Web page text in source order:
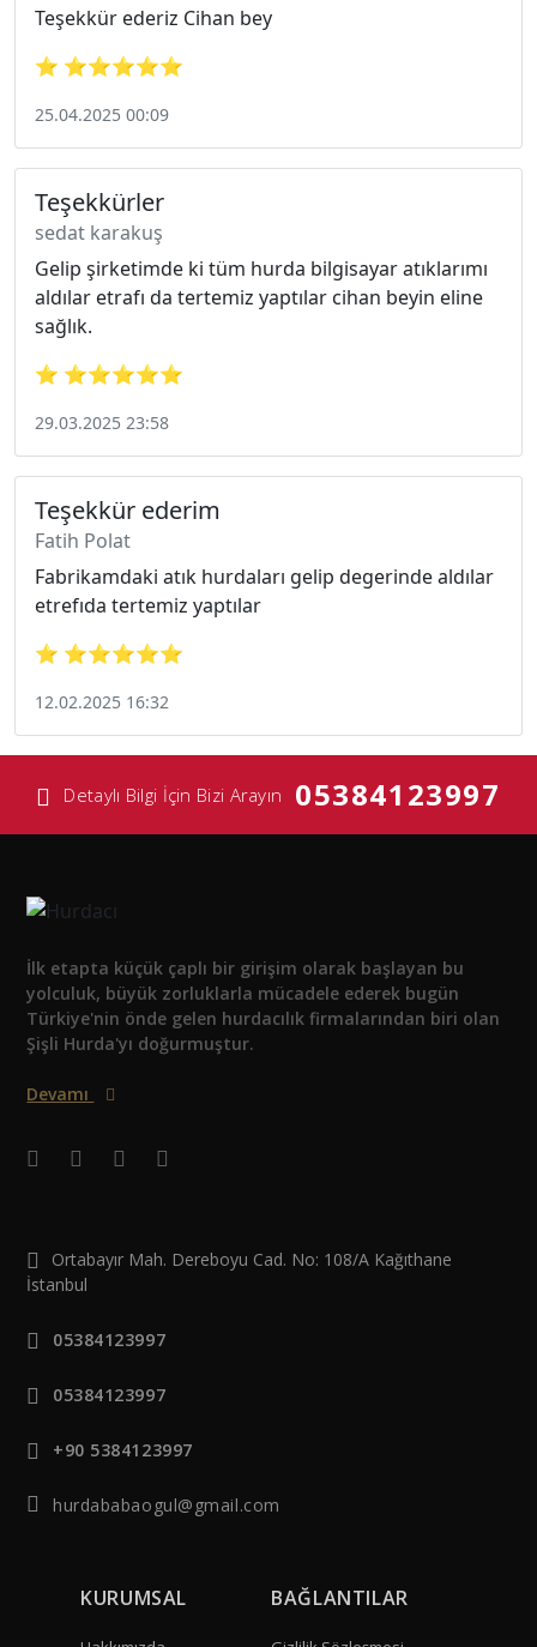
Teşekkür ederiz Cihan bey
⭐ ⭐⭐⭐⭐⭐
25.04.2025 00:09
Teşekkürler
sedat karakuş
Gelip şirketimde ki tüm hurda bilgisayar atıklarımı
aldılar etrafı da tertemiz yaptılar cihan beyin eline
sağlık.
⭐ ⭐⭐⭐⭐⭐
29.03.2025 23:58
Teşekkür ederim
Fatih Polat
Fabrikamdaki atık hurdaları gelip degerinde aldılar
etrefıda tertemiz yaptılar
⭐ ⭐⭐⭐⭐⭐
12.02.2025 16:32
Detaylı Bilgi İçin Bizi Arayın 05384123997
İlk etapta küçük çaplı bir girişim olarak başlayan bu
yolculuk, büyük zorluklarla mücadele ederek bugün
Türkiye'nin önde gelen hurdacılık firmalarından biri olan
Şişli Hurda'yı doğurmuştur.
Devamı
Ortabayır Mah. Dereboyu Cad. No: 108/A Kağıthane
İstanbul
05384123997
05384123997
+90 5384123997
hurdababaogul@gmail.com
KURUMSAL BAĞLANTILAR